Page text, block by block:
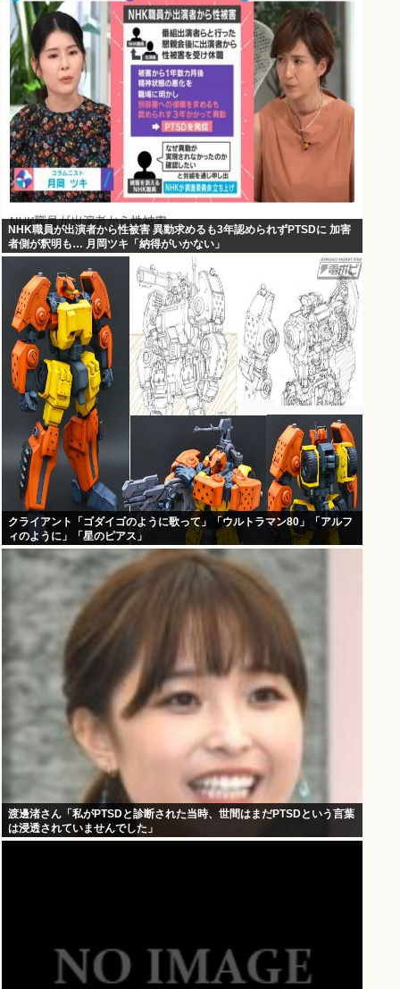
NHK職員が出演者から性被害 異動求めるも3年認められずPTSDに 加害
者側が釈明も… 月岡ツキ「納得がいかない」
クライアント「ゴダイゴのように歌って」「ウルトラマン80」「アルフ
ィのように」「星のピアス」
渡邊渚さん「私がPTSDと診断された当時、世間はまだPTSDという言葉
は浸透されていませんでした」